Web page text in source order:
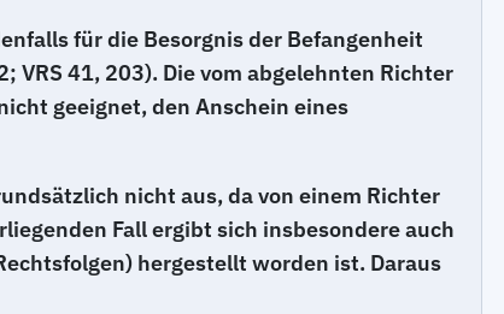
für die Besorgnis der Befangenheit
VRS 41, 203). Die vom abgelehnten Richter
geeignet, den Anschein eines
nicht aus, da von einem Richter
Fall ergibt sich insbesondere auch
hergestellt worden ist. Daraus